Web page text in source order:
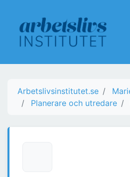
Arbetslivsinstitutet.se
Planerare och utredare